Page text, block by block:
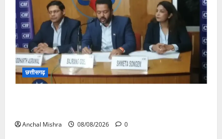
छत्तीसगढ़
Anchal Mishra 08/08/2026 0